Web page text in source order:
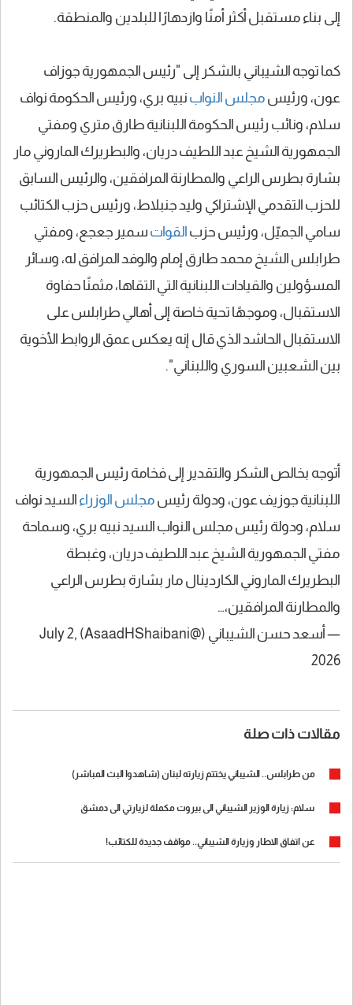
إلى بناء مستقبل أكثر أمنًا وازدهارًا للبلدين والمنطقة.
كما توجه الشيباني بالشكر إلى "رئيس الجمهورية جوزاف
عون، ورئيس مجلس النواب نبيه بري، ورئيس الحكومة نواف
سلام، ونائب رئيس الحكومة اللبنانية طارق متري ومفتي
الجمهورية الشيخ عبد اللطيف دريان، والبطريرك الماروني مار
بشارة بطرس الراعي والمطارنة المرافقين، والرئيس السابق
للحزب التقدمي الإشتراكي وليد جنبلاط، ورئيس حزب الكتائب
سامي الجميّل، ورئيس حزب القوات سمير جعجع، ومفتي
طرابلس الشيخ محمد طارق إمام والوفد المرافق له، وسائر
المسؤولين والقيادات اللبنانية التي التقاها، مثمنًا حفاوة
الاستقبال، وموجهًا تحية خاصة إلى أهالي طرابلس على
الاستقبال الحاشد الذي قال إنه يعكس عمق الروابط الأخوية
بين الشعبين السوري واللبناني".
أتوجه بخالص الشكر والتقدير إلى فخامة رئيس الجمهورية
اللبنانية جوزيف عون، ودولة رئيس مجلس الوزراء السيد نواف
سلام، ودولة رئيس مجلس النواب السيد نبيه بري، وسماحة
مفتي الجمهورية الشيخ عبد اللطيف دريان، وغبطة
البطريرك الماروني الكاردينال مار بشارة بطرس الراعي
والمطارنة المرافقين،…
— أسعد حسن الشيباني (@AsaadHShaibani)
July 2,
2026
مقالات ذات صلة
من طرابلس.. الشيباني يختتم زيارته لبنان (شاهدوا البث المباشر)
سلام: زيارة الوزير الشيباني الى بيروت مكملة لزيارتي الى دمشق
عن اتفاق الاطار وزيارة الشيباني.. مواقف جديدة للكتائب!